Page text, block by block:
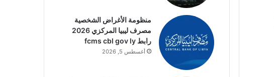
منظومة الأغراض الشخصية
مصرف ليبيا المركزي 2026
رابط fcms cbl gov ly
أغسطس 5, 2026